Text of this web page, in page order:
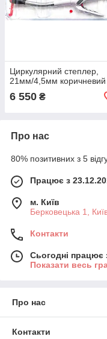
Циркулярний степлер,
21мм/4,5мм коричневий
6 550 ₴
Про нас
80% позитивних з 5
Працює з
м. Київ
Берковецька 1,
Контакти
Сьогодні працює
Показати весь
Про нас
Контакти